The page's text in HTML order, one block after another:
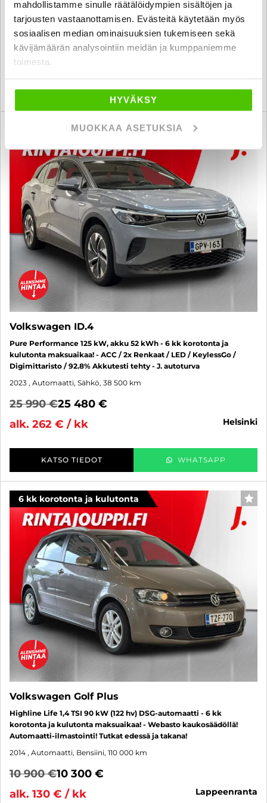
mahdollistamme sinulle räätälöidympien sisältöjen ja
tarjousten vastaanottamisen. Evästeitä käytetään myös
sosiaalisen median ominaisuuksien tukemiseen sekä
kävijämäärän analysointiin meidän ja kumppaniemme
toimesta.
HYVÄKSY
MUOKKAA ASETUKSIA
9 890 €
alk. 156 € / kk
KATSO TIEDOT WHATSAPP
6 kk korotonta ja kulutonta
Volkswagen ID.4
Pure Performance 125 kW, akku 52 kWh - 6 kk korotonta ja
kulutonta maksuaikaa! - ACC / 2x Renkaat / LED / KeylessGo /
Digimittaristo / 92.8% Akkutesti tehty - J. autoturva
2023 , Automaatti, Sähkö, 38 500 km
25 990 €25 480 €
alk. 262 € / kk
helsinki
KATSO TIEDOT WHATSAPP
6 kk korotonta ja kulutonta
Volkswagen Golf Plus
Highline Life 1,4 TSI 90 kW (122 hv) DSG-automaatti - 6 kk
korotonta ja kulutonta maksuaikaa! - Webasto kaukosäädöllä!
Automaatti-ilmastointi! Tutkat edessä ja takana!
2014 , Automaatti, Bensiini, 110 000 km
10 900 €10 300 €
alk. 130 € / kk
lappeenranta